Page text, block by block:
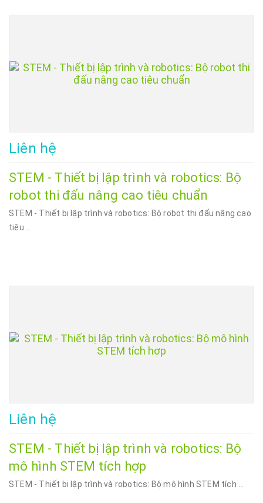
Liên hệ
STEM - Thiết bị lập trình và robotics: Bộ
robot thi đấu nâng cao tiêu chuẩn
STEM - Thiết bị lập trình và robotics: Bộ robot thi đấu nâng cao
tiêu ...
Liên hệ
STEM - Thiết bị lập trình và robotics: Bộ
mô hình STEM tích hợp
STEM - Thiết bị lập trình và robotics: Bộ mô hình STEM tích ...